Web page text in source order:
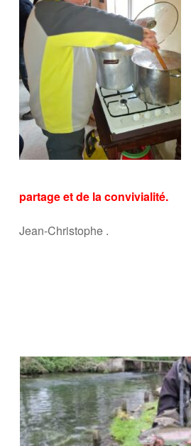
partage et de la convivialité.
Jean-Christophe .